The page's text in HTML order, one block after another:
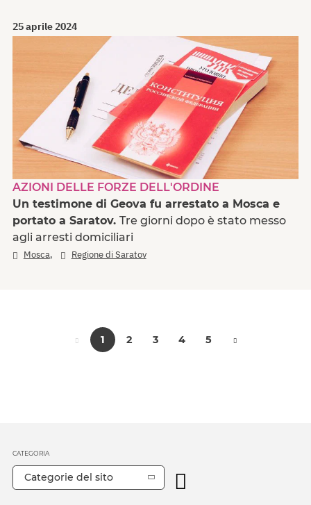
25 aprile 2024
AZIONI DELLE FORZE DELL'ORDINE
Un testimone di Geova fu arrestato a Mosca e
portato a Saratov. Tre giorni dopo è stato messo
agli arresti domiciliari
Mosca, Regione di Saratov
1 2 3 4 5
CATEGORIA
Categorie del sito